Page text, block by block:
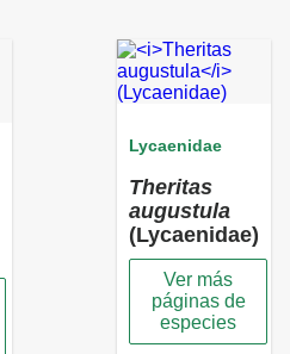
Lycaenidae
Theritas
augustula
(Lycaenidae)
Ver más
páginas de
especies